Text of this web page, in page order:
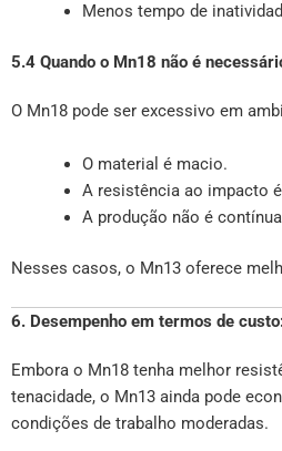
Menos tempo de
5.4 Quando o Mn18 não é
O Mn18 pode ser excessivo em
O material é macio.
A resistência ao impacto
A produção não é contínua
Nesses casos, o Mn13 oferece
6. Desempenho em termos de
Embora o Mn18 tenha melhor
tenacidade, o Mn13 ainda pode
condições de trabalho moderadas.